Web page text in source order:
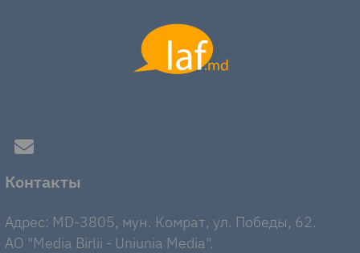
Контакты
Адрес: MD-3805, мун. Комрат, ул. Победы, 62.
AO "Media Birlii - Uniunia Media".